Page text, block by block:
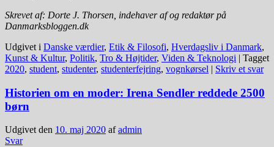
Skrevet af: Dorte J. Thorsen, indehaver af og redaktør på
Danmarksbloggen.dk
Udgivet i Danske værdier, Etik & Filosofi, Hverdagsliv i Danmark,
Kunst & Kultur, Politik, Tro & Højtider, Viden & Teknologi | Tagget
2020, student, studenter, studenterfejring, vognkørsel | Skriv et svar
Historien om en moder: Irena Sendler reddede 2500
børn
Udgivet den 10. maj 2020 afadmin
Svar